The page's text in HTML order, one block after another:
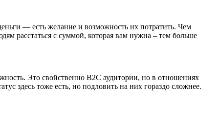
— есть желание и возможность их потратить. Чем
расстаться с суммой, которая вам нужна – тем больше
Это свойственно B2C аудитории, но в отношениях
здесь тоже есть, но подловить на них гораздо сложнее.